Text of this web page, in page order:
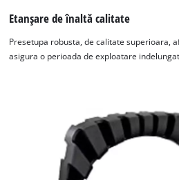
Etanșare de înaltă calitate
Presetupa robusta, de calitate superioara,
asigura o perioada de exploatare